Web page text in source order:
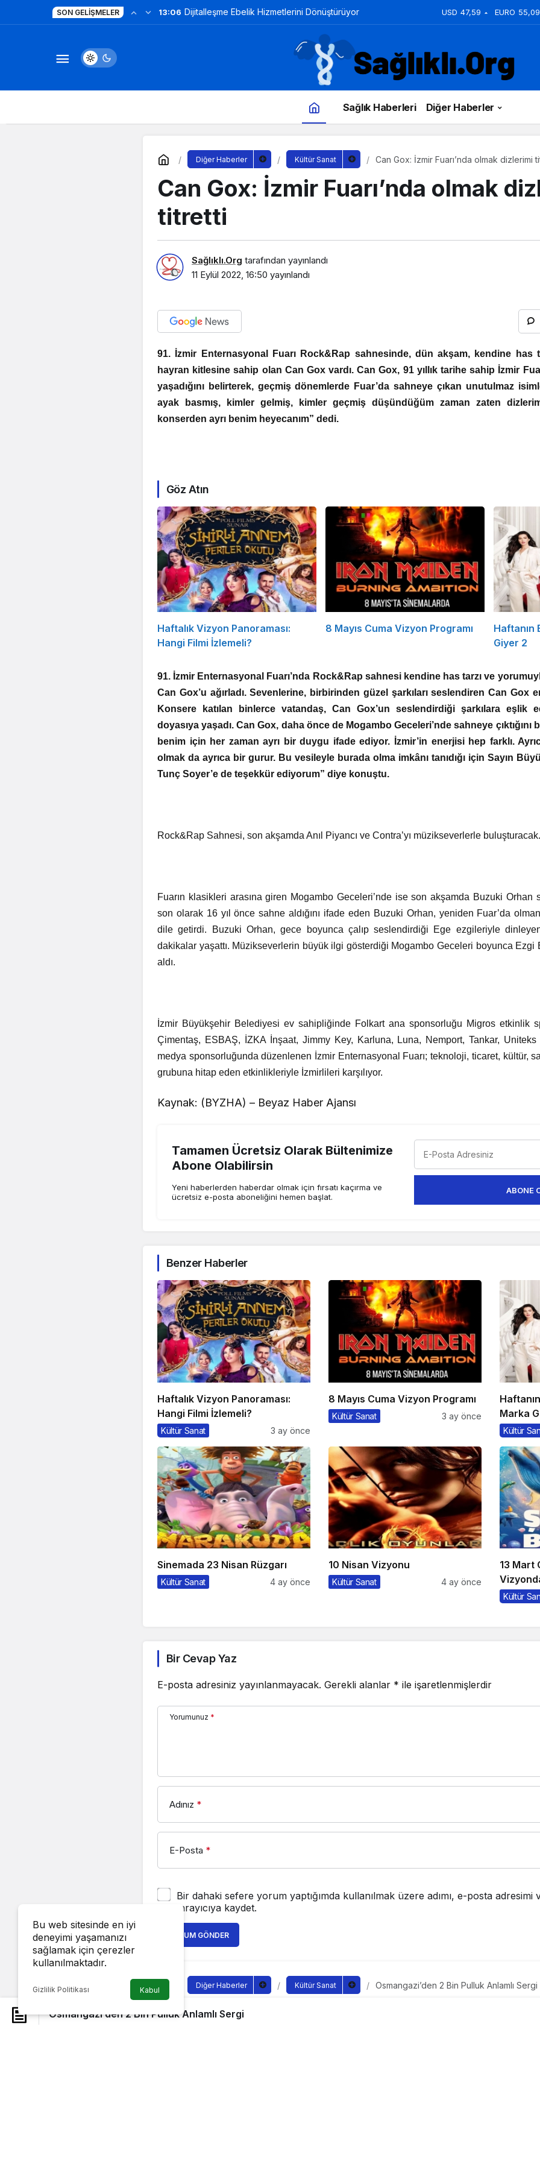
SON GELIŞMELER 13:06 Dijitalleşme Ebelik Hizmetlerini Dönüştürüyor USD 47,59 EURO 55,09
Sağlık Haberleri Diğer Haberler
Diğer Haberler Kültür Sanat Can Gox: İzmir Fuarı’nda olmak dizlerimi
Can Gox: İzmir Fuarı’nda olmak
titretti
Sağlıklı.Org tarafından yayınlandı
11 Eylül 2022, 16:50 yayınlandı
91. İzmir Enternasyonal Fuarı Rock&Rap sahnesinde, dün akşam, kendine has
hayran kitlesine sahip olan Can Gox vardı. Can Gox, 91 yıllık tarihe sahip İzmir
yaşadığını belirterek, geçmiş dönemlerde Fuar’da sahneye çıkan unutulmaz
ayak basmış, kimler gelmiş, kimler geçmiş düşündüğüm zaman zaten
konserden ayrı benim heyecanım” dedi.
Göz Atın
Haftalık Vizyon Panoraması:
Hangi Filmi İzlemeli?
8 Mayıs Cuma Vizyon Programı
Haftanın
Giyer 2
91. İzmir Enternasyonal Fuarı’nda Rock&Rap sahnesi kendine has tarzı ve
Can Gox’u ağırladı. Sevenlerine, birbirinden güzel şarkıları seslendiren Can Gox
Konsere katılan binlerce vatandaş, Can Gox’un seslendirdiği şarkılara eşlik
doyasıya yaşadı. Can Gox, daha önce de Mogambo Geceleri’nde sahneye çıktığını
benim için her zaman ayrı bir duygu ifade ediyor. İzmir’in enerjisi hep farklı.
olmak da ayrıca bir gurur. Bu vesileyle burada olma imkânı tanıdığı için Sayın
Tunç Soyer’e de teşekkür ediyorum” diye konuştu.
Rock&Rap Sahnesi, son akşamda Anıl Piyancı ve Contra’yı müzikseverlerle
Fuarın klasikleri arasına giren Mogambo Geceleri’nde ise son akşamda Buzuki Orhan
son olarak 16 yıl önce sahne aldığını ifade eden Buzuki Orhan, yeniden Fuar’da
dile getirdi. Buzuki Orhan, gece boyunca çalıp seslendirdiği Ege ezgileriyle
dakikalar yaşattı. Müzikseverlerin büyük ilgi gösterdiği Mogambo Geceleri boyunca Ezgi
aldı.
İzmir Büyükşehir Belediyesi ev sahipliğinde Folkart ana sponsorluğu Migros etkinlik
Çimentaş, ESBAŞ, İZKA İnşaat, Jimmy Key, Karluna, Luna, Nemport, Tankar,
medya sponsorluğunda düzenlenen İzmir Enternasyonal Fuarı; teknoloji, ticaret, kültür,
grubuna hitap eden etkinlikleriyle İzmirlileri karşılıyor.
Kaynak: (BYZHA) – Beyaz Haber Ajansı
Tamamen Ücretsiz Olarak Bültenimize
Abone Olabilirsin
Yeni haberlerden haberdar olmak için fırsatı kaçırma ve
ücretsiz e-posta aboneliğini hemen başlat.
ABONE
Benzer Haberler
Haftalık Vizyon Panoraması:
Hangi Filmi İzlemeli?
Kültür Sanat 3 ay önce
8 Mayıs Cuma Vizyon Programı
Kültür Sanat 3 ay önce
Marka
Kültür
Sinemada 23 Nisan Rüzgarı
Kültür Sanat 4 ay önce
10 Nisan Vizyonu
Kültür Sanat 4 ay önce
13 Mart
Kültür
Bir Cevap Yaz
E-posta adresiniz yayınlanmayacak. Gerekli alanlar * ile işaretlenmişlerdir
Yorumunuz *
Adınız *
E-Posta *
Bir dahaki sefere yorum yaptığımda kullanılmak üzere adımı, e-posta
tarayıcıya kaydet.
YORUM GÖNDER
Diğer Haberler Kültür Sanat Osmangazi’den 2 Bin Pulluk Anlamlı Sergi
Osmangazi’den 2 Bin Pulluk
Osmangazi’den 2 Bin Pulluk Anlamlı Sergi
Bu web sitesinde en iyi
deneyimi yaşamanızı
sağlamak için çerezler
kullanılmaktadır.
Gizlilik Politikası Kabul